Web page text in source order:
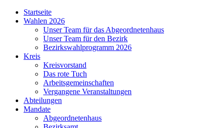
Startseite
Wahlen 2026
Unser Team für das Abgeordnetenhaus
Unser Team für den Bezirk
Bezirkswahlprogramm 2026
Kreis
Kreisvorstand
Das rote Tuch
Arbeitsgemeinschaften
Vergangene Veranstaltungen
Abteilungen
Mandate
Abgeordnetenhaus